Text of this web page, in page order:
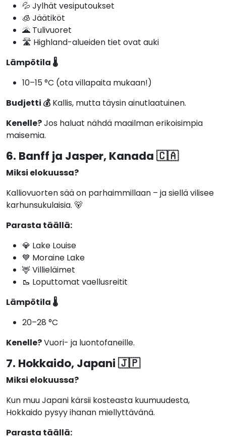
💦 Jylhät vesiputoukset
🧊 Jäätiköt
🌋 Tulivuoret
🛣️ Highland-alueiden tiet ovat auki
Lämpötila 🌡️
10–15 °C (ota villapaita mukaan!)
Budjetti 💰 Kallis, mutta täysin ainutlaatuinen.
Kenelle?Jos haluat nähdä maailman erikoisimpia
maisemia.
6. Banff ja Jasper, Kanada 🇨🇦
Miksi elokuussa?
Kalliovuorten sää on parhaimmillaan – ja siellä vilisee
karhunsukulaisia. 🐻
Parasta täällä:
💎 Lake Louise
💙 Moraine Lake
🦌 Villieläimet
🥾 Loputtomat vaellusreitit
Lämpötila 🌡️
20–28 °C
Kenelle?Vuori- ja luontofaneille.
7. Hokkaido, Japani 🇯🇵
Miksi elokuussa?
Kun muu Japani kärsii kosteasta kuumuudesta,
Hokkaido pysyy ihanan miellyttävänä.
Parasta täällä: